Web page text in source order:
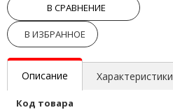
В СРАВНЕНИЕ
В ИЗБРАННОЕ
Описание Характеристики
Код товара